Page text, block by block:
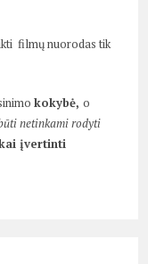
filmų nuorodas tik
kokybė,o
netinkami rodyti
įvertinti